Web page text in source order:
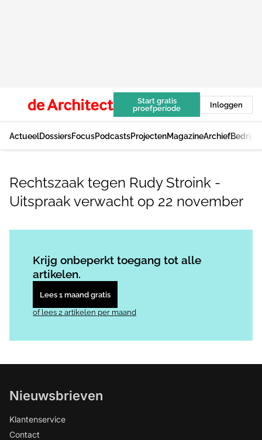
Start gratis
proefperiode
Inloggen
ActueelDossiersFocusPodcastsProjectenMagazineArchief
Rechtszaak tegen Rudy Stroink -
Uitspraak verwacht op 22 november
Krijg onbeperkt toegang tot alle
artikelen.
Lees 1 maand gratis
of lees 2 artikelen per maand
Nieuwsbrieven
Klantenservice
Contact